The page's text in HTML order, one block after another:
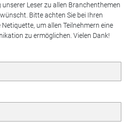
Leser zu allen Branchenthemen
Bitte achten Sie bei Ihren
um allen Teilnehmern eine
zu ermöglichen. Vielen Dank!